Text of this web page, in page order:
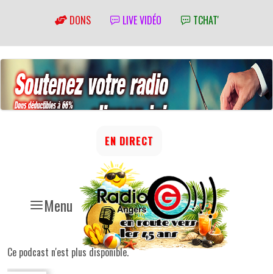
DONS LIVE VIDÉO TCHAT'
Menu
EN DIRECT
Ce podcast n'est plus disponible.